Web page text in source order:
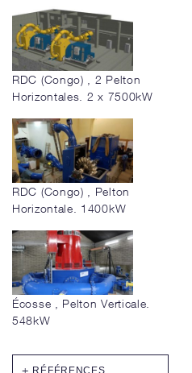
RDC (Congo) , 2 Pelton
Horizontales. 2 x 7500kW
RDC (Congo) , Pelton
Horizontale. 1400kW
Écosse , Pelton Verticale.
548kW
RÉFÉRENCES